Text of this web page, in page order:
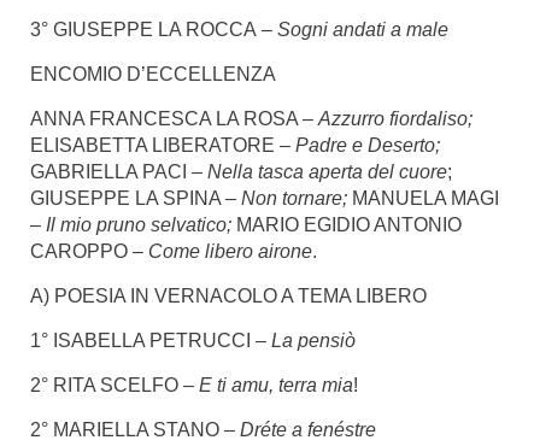
3° GIUSEPPE LA ROCCA – Sogni andati a male
ENCOMIO D’ECCELLENZA
ANNA FRANCESCA LA ROSA – Azzurro fiordaliso;
ELISABETTA LIBERATORE – Padre e Deserto;
GABRIELLA PACI – Nella tasca aperta del cuore;
GIUSEPPE LA SPINA – Non tornare; MANUELA MAGI
– Il mio pruno selvatico; MARIO EGIDIO ANTONIO
CAROPPO – Come libero airone.
A) POESIA IN VERNACOLO A TEMA LIBERO
1° ISABELLA PETRUCCI – La pensiò
2° RITA SCELFO – E ti amu, terra mia!
2° MARIELLA STANO – Dréte a fenéstre